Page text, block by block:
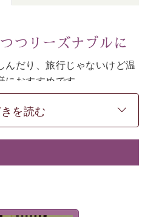
つリーズナブルに
んだり、旅行じゃないけど温
おすすめです。
でお休みください。
み】----------
用が可能な上、 安心安全にご
おります。
---
を読む